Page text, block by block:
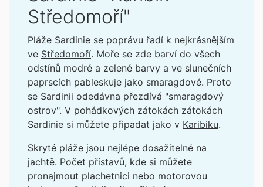
Středomoří"
Pláže Sardinie se poprávu řadí k nejkrásnějším
ve Středomoří. Moře se zde barví do všech
odstínů modré a zelené barvy a ve slunečních
paprscích pableskuje jako smaragdové. Proto
se Sardinii odedávna přezdívá "smaragdový
ostrov". V pohádkových zátokách zátokách
Sardinie si můžete připadat jako v Karibiku.
Skryté pláže jsou nejlépe dosažitelné na
jachtě. Počet přístavů, kde si můžete
pronajmout plachetnici nebo motorovou